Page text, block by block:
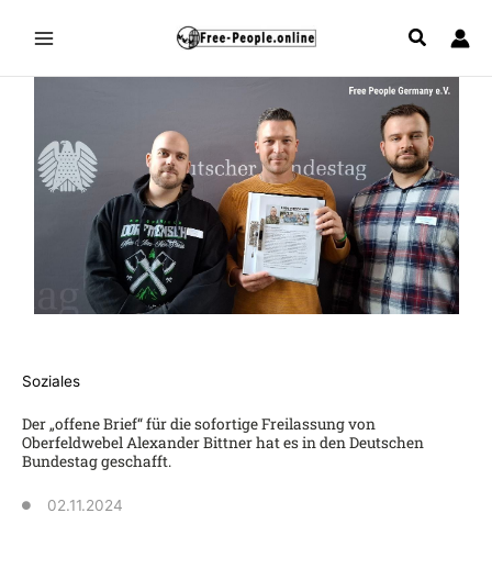
Inhalt
Soziales
Der „offene Brief“ für die sofortige Freilassung von
Oberfeldwebel Alexander Bittner hat es in den Deutschen
Bundestag geschafft.
02.11.2024